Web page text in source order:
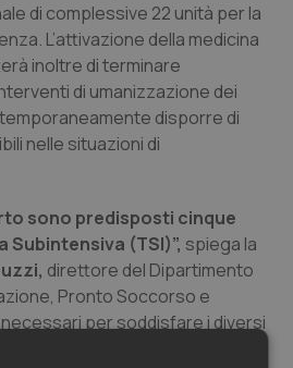
di complessive 22 unità per la
L’attivazione della medicina
inoltre di terminare
di umanizzazione dei
disporre di
nelle situazioni di
sono predisposti cinque
Subintensiva (TSI)”, spiega la
direttore del Dipartimento
Pronto Soccorso e
per soddisfare i diversi